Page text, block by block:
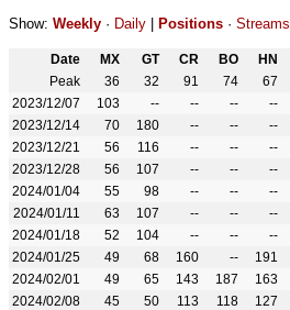
Show: Weekly · Daily Positions · Streams
Date MX GT CR BO HN
Peak
36 32 91 74 67
2023/12/07
103 -- -- -- --
2023/12/14
70 180 -- -- --
2023/12/21
56 116 -- -- --
2023/12/28
56 107 -- -- --
2024/01/04
55 98 -- -- --
2024/01/11
63 107 -- -- --
2024/01/18
52 104 -- -- --
2024/01/25
49 68 160 -- 191
2024/02/01
49 65 143 187 163
2024/02/08
45 50 113 118 127